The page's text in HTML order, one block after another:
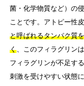
菌・化学物質など）の
ことです。アトピー性
と呼ばれるタンパク質
く、このフィラグリン
フィラグリンが不足す
刺激を受けやすい状態に